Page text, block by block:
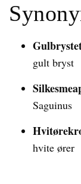
gult bryst
Saguinus
hvite ører